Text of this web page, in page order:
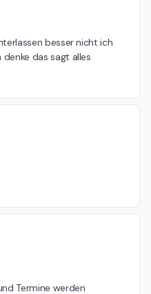
besser nicht ich
das sagt alles
Termine werden